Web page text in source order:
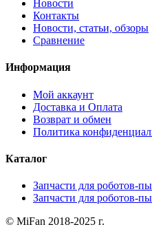
Новости
Контакты
Новости, статьи, обзоры
Сравнение
Информация
Мой аккаунт
Доставка и Оплата
Возврат и обмен
Политика
Каталог
Запчасти для роботов-
Запчасти для роботов-
© MiFan 2018-2025 г.